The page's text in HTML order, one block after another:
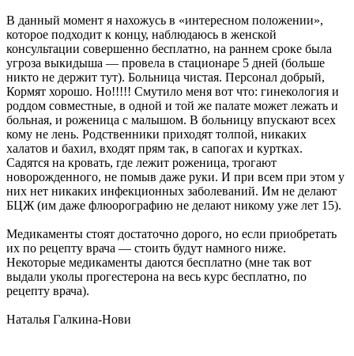
В данный момент я нахожусь в «интересном положении»,
которое подходит к концу, наблюдаюсь в женской
консультации совершенно бесплатно, на раннем сроке была
угроза выкидыша — провела в стационаре 5 дней (больше
никто не держит тут). Больница чистая. Персонал добрый,
Кормят хорошо. Но!!!!! Смутило меня вот что: гинекология и
роддом совместные, в одной и той же палате может лежать и
больная, и роженица с малышом. В больницу впускают всех
кому не лень. Родственники приходят толпой, никаких
халатов и бахил, входят прям так, в сапогах и куртках.
Садятся на кровать, где лежит роженица, трогают
новорожденного, не помыв даже руки. И при всем при этом у
них нет никаких инфекционных заболеваний. Им не делают
БЦЖ (им даже флюорографию не делают никому уже лет 15).
Медикаменты стоят достаточно дорого, но если приобретать
их по рецепту врача — стоить будут намного ниже.
Некоторые медикаменты даются бесплатно (мне так вот
выдали уколы прогестерона на весь курс бесплатно, по
рецепту врача).
Наталья Галкина-Нови